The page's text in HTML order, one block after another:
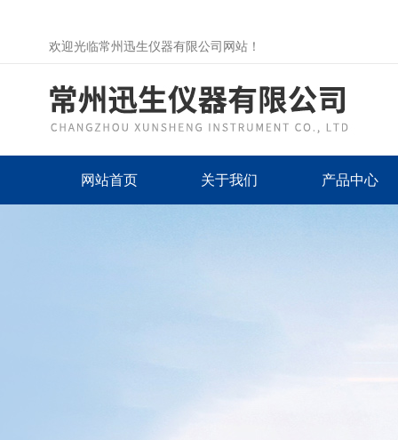
欢迎光临常州迅生仪器有限公司网站！
网站首页 关于我们 产品中心